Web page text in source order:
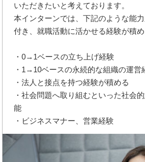
いただきたいと考えております。
本インターンでは、下記のような能
付き、就職活動に活かせる経験が積め
・0→1ベースの立ち上げ経験
・1→10ベースの永続的な組織の運営
・法人と接点を持つ経験が積める
・社会問題へ取り組むといった社会
能
・ビジネスマナー、営業経験